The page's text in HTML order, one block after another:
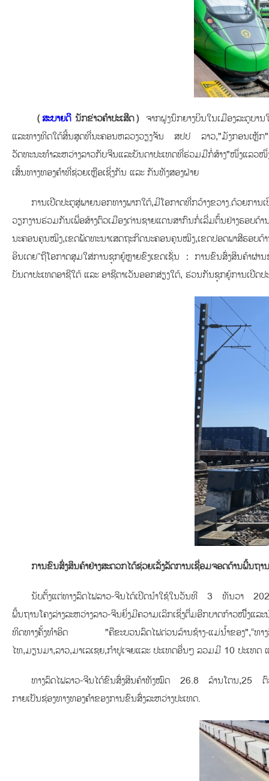
（ສະບາຍດີນັກຂ່າວຄຳປະເສີດ） ຈາກຝູງນົກຍາງບິນໃນເມືອງລະດູບ
ແລະທາງທິດໃຕ້ສິ້ນສຸດທີ່ນະຄອນຫລວງວຽງຈັນ ສປປ ລາວ,"ມັງກອນເຫຼັກ
ວັດທະນະທຳລະຫວ່າງລາວກັບຈີນແລະບັນດາປະເທດທີ່ຮ່ວມມືກໍ່ສ້າງ"ໜຶ່ງແລວ
ເສັ້ນທາງທອງຄຳທີ່ຊ່ວຍເຫຼືອເຊິ່ງກັນ ແລະ ກັນທັງສອງຝ່າຍ
ການເປີດປະຕູສູ່ພາຍນອກທາງພາກໃຕ້,ມີໂອກາດທີ່ກວ້າງຂວາງ.ດ້ວຍ
ວຽກງານຮ່ວມກັນເພື່ອສ້າງຕົວເມືອງດ່ານຊາຍແດນສາກົນກໍ່ເລີ່ມຕົ້ນຢ່າງຮອບດ້
ນະຄອນຄຸນໝິງ,ເຂດພັດທະນາເສດຖະກິດນະຄອນຄຸນໝິງ,ເຂດປອດພາສີຮອ
ອິນເດຍ”ຖືໂອກາດສຸມໃສ່ການຊຸກຍູ້ຫຼາຍຂົງເຂດເຊັ່ນ：ການຂົນສົ່ງສິນຄ້າຜ່
ບັນດາປະເທດອາຊີໃຕ້ ແລະ ອາຊີຕາເວັນອອກສ່ຽງໃຕ້, ຮ່ວນກັນຊຸກຍູ້ການເປີດ
ການຂົນສົ່ງສິນຄ້າຢ່າງສະດວກໄດ້ຊ່ວຍເລັ່ງລັດການເຊື່ອມຈອດດ້ານພື້ນຖານ
ນັບຕັ້ງແຕ່ທາງລົດໄຟລາວ-ຈີນໄດ້ເປີດນໍາໃຊ້ໃນວັນທີ 3 ທັນວາ
ພື້ນຖານໂຄງລ່າງລະຫວ່າງລາວ-ຈີນຍິ່ງມີຄວາມເລິກເຊິ່ງຕື່ມອີກບາດກ້າວໜຶ່ີງແ
ທິດທາງຄັ້ງທໍາອິດ "ຄືຂະບວນລົດໄຟດ່ວນລ້ານຊ້າງ-ແມ່ນ້ຳຂອງ",“ທາງລົດ
ໄທ,ມຽນມາ,ລາວ,ມາເລເຊຍ,ກຳປູເຈຍແລະ ປະເທດອື່ນໆ ລວມມີ 10 ປະເທດ
ທາງລົດໄຟລາວ-ຈີນໄດ້ຂົນສົ່ງສິນຄ້າທັງໝົດ 26.8 ລ້ານໂຕນ,25 ຕົວເ
ກາຍເປັນຊ່ອງທາງທອງຄຳຂອງການຂົນສົ່ງລະຫວ່າງປະເທດ.